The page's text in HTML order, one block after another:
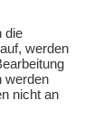
die
werden
werden
nicht an